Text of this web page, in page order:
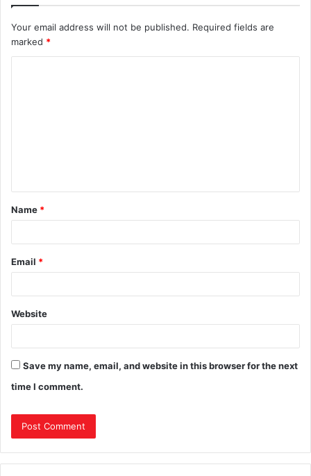
Your email address will not be published. Required fields are
marked *
Name *
Email *
Website
Save my name, email, and website in this browser for the next
time I comment.